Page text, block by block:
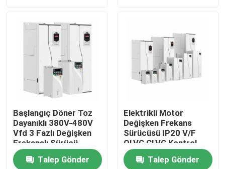
Hakkımızda
Fabrika turu
Kalite Kontrolü
Bizimle İletişim
Haberler
Başlangıç Döner Toz
Dayanıklı 380V-480V
Vfd 3 Fazlı Değişken
Frekanslı Sürücü
Kabine Sistemi
Talep Gönder
Elektrikli Motor
Değişken Frekans
Sürücüsü IP20 V/F
OLVC CLVC Kontrol
Anti Loosening İp
KorumasıTalep Gönder